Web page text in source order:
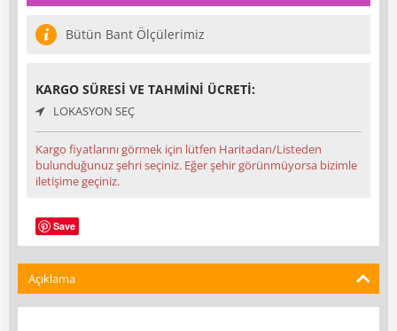
Bütün Bant Ölçülerimiz
KARGO SÜRESI VE TAHMINI ÜCRETI:
LOKASYON SEÇ
Kargo fiyatlarını görmek için lütfen Haritadan/Listeden
bulunduğunuz şehri seçiniz. Eğer şehir görünmüyorsa bizimle
iletişime geçiniz.
Save
Açıklama